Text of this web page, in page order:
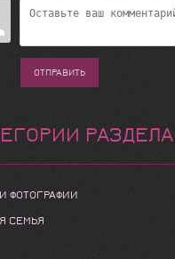
ОТПРАВИТЬ
РАЗДЕЛА
ФОТОГРАФИИ
СЕМЬЯ